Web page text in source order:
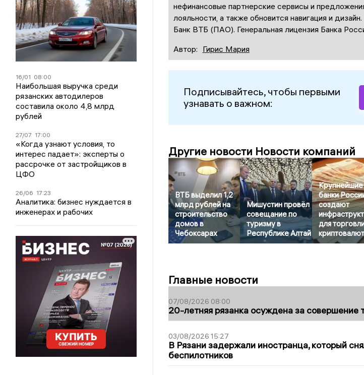
16/01 08:00
Наибольшая выручка среди
рязанских автодилеров
составила около 4,8 млрд
рублей
27/07 17:00
«Когда узнают условия, то
интерес падает»: эксперты о
рассрочке от застройщиков в
ЦФО
26/06 17:23
Аналитика: бизнес нуждается в
инженерах и рабочих
нефинансовые партнерские сервисы и
лояльности, а также обновится навигация и дизайн.
Банк ВТБ (ПАО). Генеральная лицензия Банка
Автор: Гирис Мария
Подписывайтесь, чтобы первыми
узнавать о важном:
Другие новости Новости компаний
ВТБ выделил 1,2
млрд рублей на
строительство
домов в
Чебоксарах
Мишустин провёл
совещание по
туризму в
Республике Алтай
Крупнейшие
банки
создают
для
Главные новости
07/08/2026 08:00
20-летняя рязанка осуждена за совершение
03/08/2026 15:27
В Рязани задержали иностранца, который
беспилотников